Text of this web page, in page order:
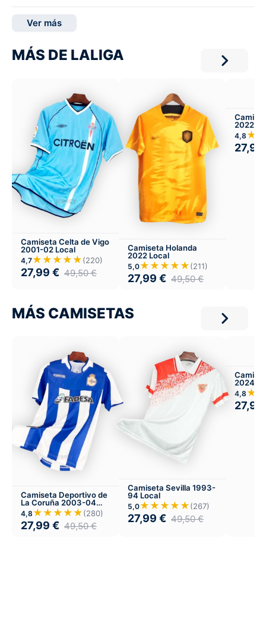
Ver más
MÁS DE LALIGA
Camiseta Celta de Vigo
2001-02 Local
4,7★★★★★(220)
27,99 € 49,50€
Camiseta Holanda
2022 Local
5,0★★★★★(211)
27,99 € 49,50€
2022-
4,8
27,99
MÁS CAMISETAS
Camiseta Deportivo de
La Coruña 2003-04
Local
4,8 ★★★★★(280)
27,99 € 49,50€
Camiseta Sevilla 1993-
94 Local
5,0★★★★★(267)
27,99 € 49,50€
2024-
4,8
27,99